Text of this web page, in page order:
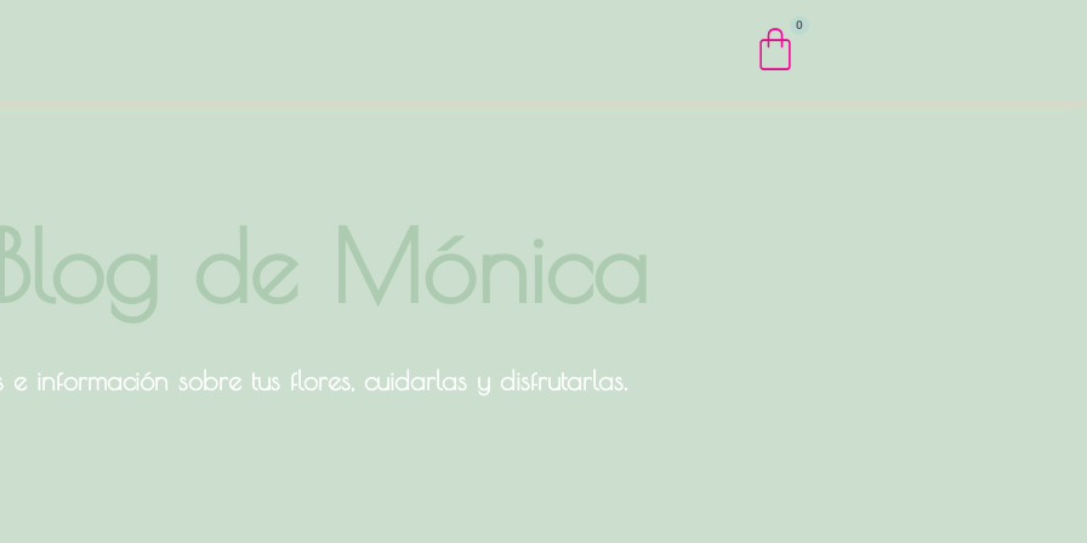
Cart
de Mónica
e información sobre tus flores, cuidarlas y disfrutarlas.